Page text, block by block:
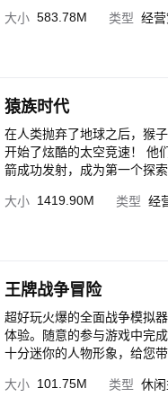
导弹等展开全方位进攻； 导
有潜入、区域压制、斩首行
体验最大规模现代海战。
大小 583.78M 类型 经
猿族时代
在人类抛弃了地球之后，猴
开始了炫酷的太空竞速！ 他
箭成功发射，成为第一个探索太空的猴子！ 奇妙的礼物等待着那些在《猿族时
领，并带领您的军队取得一
何手段！ -想体验这个奇妙而有
族，选择您的效忠对象！ •
战争等着您！ •通过帮派生活，结交天下玩家！ 战略 •发展壮大您的基地
大师！ •保护和劫掠物资，
兵种！ •与盟友们通力合作，在太空竞速中共同成就
怕的变异猴。率领军队击败
大小 1419.90M 类型 经
王牌战争冒险
超好玩火爆的全面战争模拟
体验。随意的参与游戏中完成对战吧！ 游戏采用先进3D引擎打造多方位的军团战争，构
十分迷你的人物形象，给您带来别致的游戏体验！ 经典的中世纪画
位置上，凭借自身的招式以及技巧，排
大小 101.75M 类型 休